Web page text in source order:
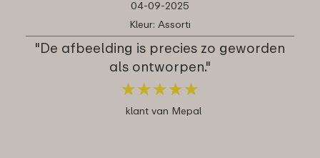
04-09-2025
Kleur: Assorti
"De afbeelding is precies zo geworden
als ontworpen."
★★★★★
★★★★★
klant van Mepal